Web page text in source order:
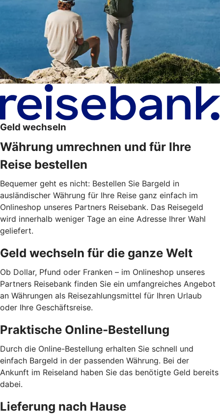
Geld wechseln
Währung umrechnen und für Ihre
Reise bestellen
Bequemer geht es nicht: Bestellen Sie Bargeld in
ausländischer Währung für Ihre Reise ganz einfach im
Onlineshop unseres Partners Reisebank. Das Reisegeld
wird innerhalb weniger Tage an eine Adresse Ihrer Wahl
geliefert.
Geld wechseln für die ganze Welt
Ob Dollar, Pfund oder Franken – im Onlineshop unseres
Partners Reisebank finden Sie ein umfangreiches Angebot
an Währungen als Reisezahlungsmittel für Ihren Urlaub
oder Ihre Geschäftsreise.
Praktische Online-Bestellung
Durch die Online-Bestellung erhalten Sie schnell und
einfach Bargeld in der passenden Währung. Bei der
Ankunft im Reiseland haben Sie das benötigte Geld bereits
dabei.
Lieferung nach Hause